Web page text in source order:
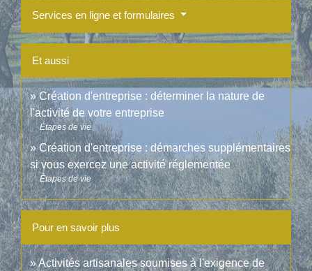
Services en ligne et formulaires
Et aussi
Création d'entreprise : déterminer la nature de
l'activité de votre entreprise
Étapes de vie
Création d'entreprise : démarches supplémentaires
si vous exercez une activité réglementée
Étapes de vie
Pour en savoir plus
Activités artisanales soumises à l'exigence de